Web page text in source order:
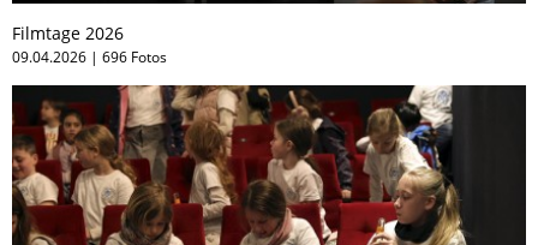
Filmtage 2026
09.04.2026 | 696 Fotos